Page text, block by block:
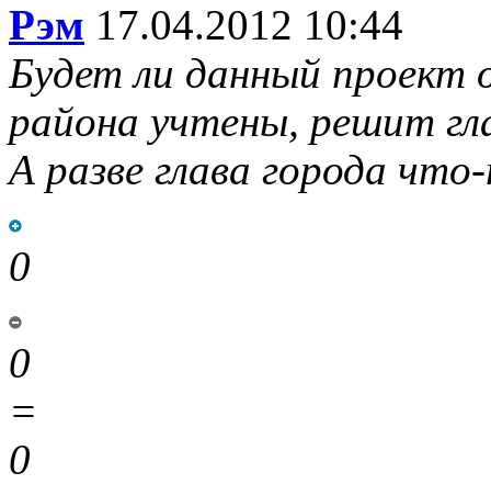
Рэм 17.04.2012 10:44
Будет ли данный проект
района учтены, решит
А разве глава города
0
0
=
0